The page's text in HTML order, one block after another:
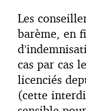
Les
barème, en
cas par cas
licenciés
(cette